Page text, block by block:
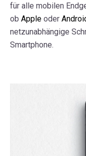
für alle mobilen
ob Apple oder
netzunabhängige
Smartphone.